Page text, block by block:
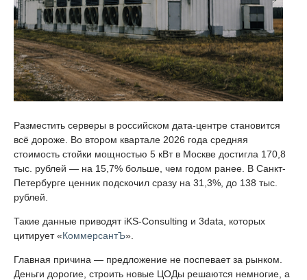
Разместить серверы в российском дата-центре становится
всё дороже. Во втором квартале 2026 года средняя
стоимость стойки мощностью 5 кВт в Москве достигла 170,8
тыс. рублей — на 15,7% больше, чем годом ранее. В Санкт-
Петербурге ценник подскочил сразу на 31,3%, до 138 тыс.
рублей.
Такие данные приводят iKS-Consulting и 3data, которых
цитирует «КоммерсантЪ».
Главная причина — предложение не поспевает за рынком.
Деньги дорогие, строить новые ЦОДы решаются немногие, а